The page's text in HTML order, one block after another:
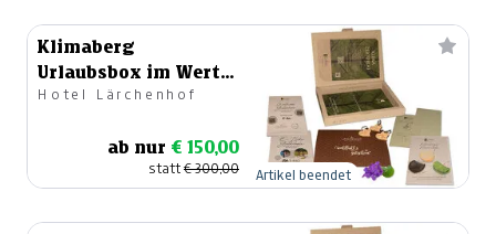
Klimaberg
Urlaubsbox im Wert
von € 300.-
Hotel Lärchenhof
ab nur € 150,00
statt€ 300,00 Artikel beendet